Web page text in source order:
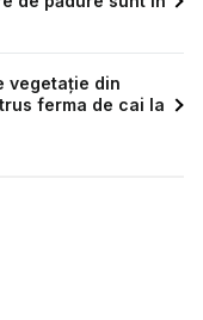
vegetație din
ferma de cai la